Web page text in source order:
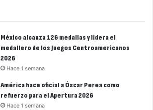
México alcanza 126 medallas y lidera el
medallero de los Juegos Centroamericanos
2026
Hace 1 semana
América hace oficial a Óscar Perea como
refuerzo para el Apertura 2026
Hace 1 semana